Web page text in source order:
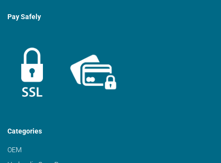
Pay Safely
Categories
OEM